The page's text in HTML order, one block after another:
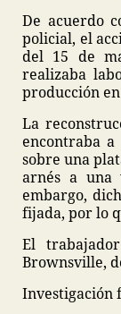
De acuerdo
policial, el
del 15 de
realizaba
producción
La
encontraba
sobre una
arnés a una
embargo,
fijada, por lo
El
Brownsville,
Investigación